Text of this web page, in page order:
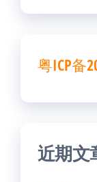
粤ICP备
近期文